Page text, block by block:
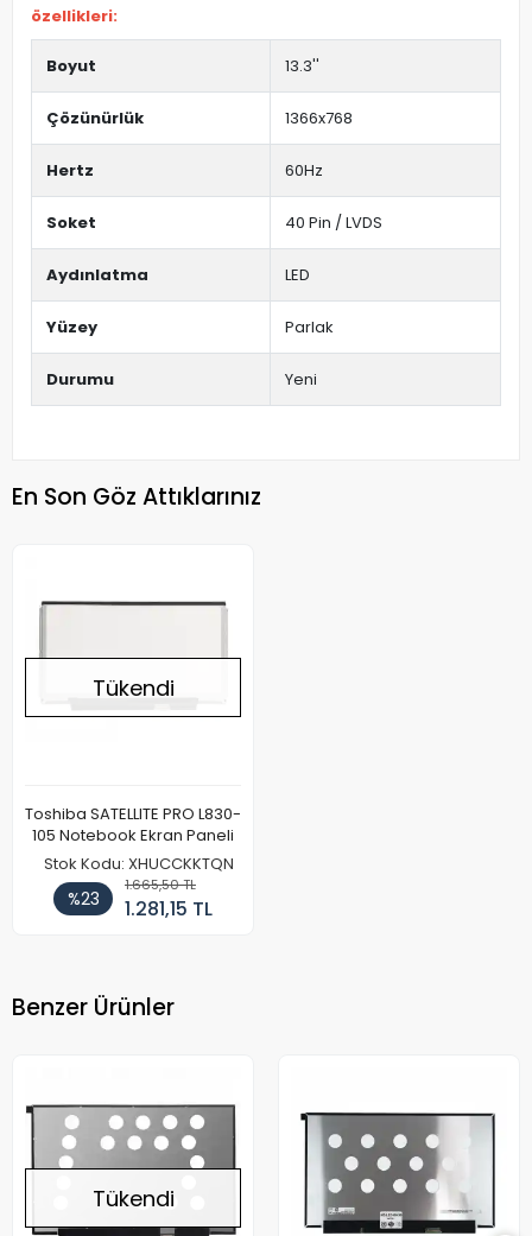
özellikleri:
Boyut 13.3''
Çözünürlük 1366x768
Hertz 60Hz
Soket 40 Pin / LVDS
Aydınlatma LED
Yüzey Parlak
Durumu Yeni
En Son Göz Attıklarınız
Tükendi
Toshiba SATELLITE PRO L830-
105 Notebook Ekran Paneli
Stok Kodu: XHUCCKKTQN
%23
1.665,50 TL
1.281,15 TL
Benzer Ürünler
Tükendi